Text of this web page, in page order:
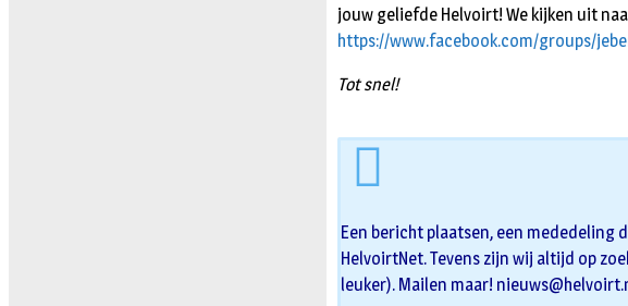
jouw geliefde Helvoirt! We kijken uit
https://www.facebook.com/groups/
Tot snel!
Een bericht plaatsen, een
HelvoirtNet. Tevens zijn wij altijd op
leuker). Mailen maar!